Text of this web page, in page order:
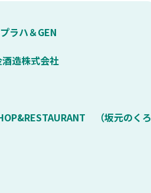
ラハ＆GEN
造株式会社
（坂元のくろ